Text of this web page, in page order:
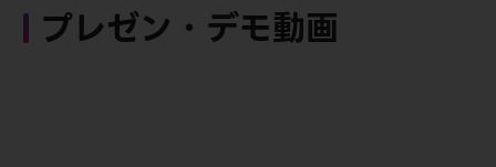
プレゼン・デモ動画